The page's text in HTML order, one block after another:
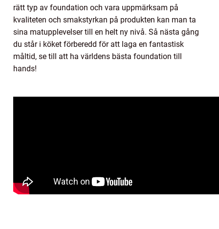
rätt typ av foundation och vara uppmärksam på
kvaliteten och smakstyrkan på produkten kan man ta
sina matupplevelser till en helt ny nivå. Så nästa gång
du står i köket förberedd för att laga en fantastisk
måltid, se till att ha världens bästa foundation till
hands!